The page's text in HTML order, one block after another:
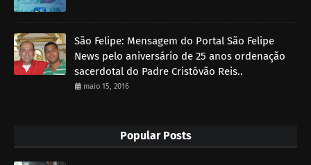
São Felipe: Mensagem do Portal São Felipe
News pelo aniversário de 25 anos ordenação
sacerdotal do Padre Cristóvão Reis..
maio 15, 2016
Popular Posts